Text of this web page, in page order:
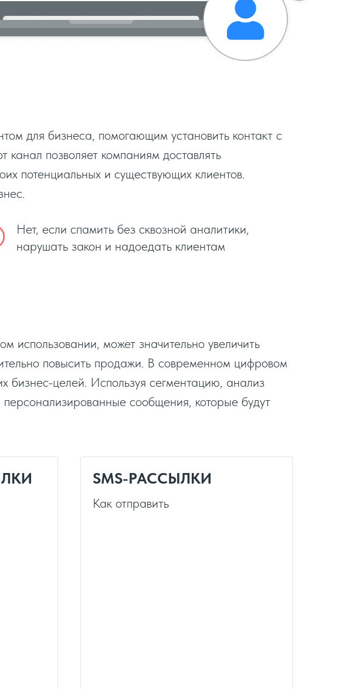
для бизнеса, помогающим установить контакт с
канал позволяет компаниям доставлять
потенциальных и существующих клиентов.
Нет, если спамить без сквозной аналитики,
нарушать закон и надоедать клиентам
может значительно увеличить
повысить продажи. В современном цифровом
бизнес-целей. Используя сегментацию, анализ
сообщения, которые будут
SMS-РАССЫЛКИ
Как отправить